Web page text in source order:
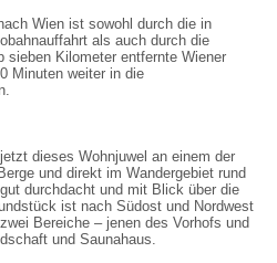
Wien ist sowohl durch die in
als auch durch die
sieben Kilometer entfernte Wiener
Minuten weiter in die
dieses Wohnjuwel an einem der
und direkt im Wandergebiet rund
durchdacht und mit Blick über die
ist nach Südost und Nordwest
Bereiche – jenen des Vorhofs und
und Saunahaus.